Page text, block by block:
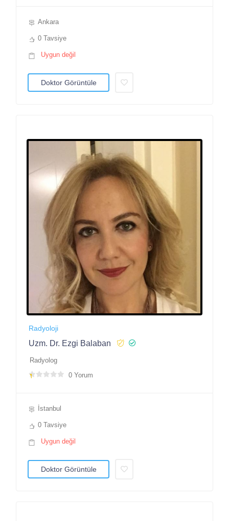
Ankara
0 Tavsiye
Uygun değil
Doktor Görüntüle
Radyoloji
Uzm. Dr. Ezgi Balaban
Radyolog
0 Yorum
İstanbul
0 Tavsiye
Uygun değil
Doktor Görüntüle